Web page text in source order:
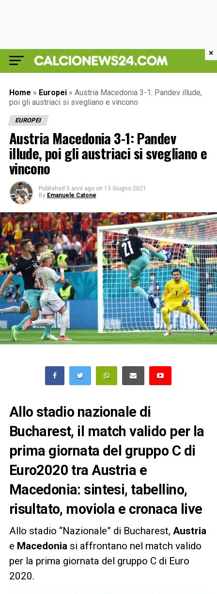
Home » Europei » Austria Macedonia 3-1: Pandev illude,
poi gli austriaci si svegliano e vincono
EUROPEI
Austria Macedonia 3-1: Pandev
illude, poi gli austriaci si svegliano e
vincono
Published 5 anni ago on 13 Giugno 2021
By Emanuele Catone
Allo stadio nazionale di
Bucharest, il match valido per la
prima giornata del gruppo C di
Euro2020 tra Austria e
Macedonia: sintesi, tabellino,
risultato, moviola e cronaca live
Allo stadio “Nazionale” di Bucharest, Austria
e Macedonia si affrontano nel match valido
per la prima giornata del gruppo C di Euro
2020.
×